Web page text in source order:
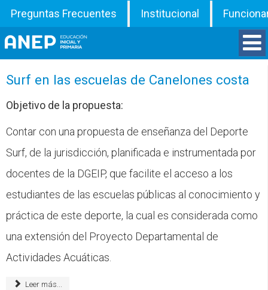
Preguntas Frecuentes Institucional
Divisiones
Departamentos
Programas
Documentos
Surf en las escuelas de Canelones costa
Objetivo de la propuesta:
Contar con una propuesta de enseñanza del Deporte
Surf, de la jurisdicción, planificada e instrumentada por
docentes de la DGEIP, que facilite el acceso a los
estudiantes de las escuelas públicas al conocimiento y
práctica de este deporte, la cual es considerada como
una extensión del Proyecto Departamental de
Actividades Acuáticas.
Leer más...